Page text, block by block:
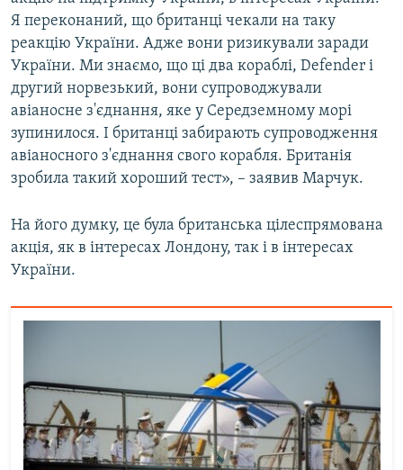
Я переконаний, що британці чекали на таку
реакцію України. Адже вони ризикували заради
України. Ми знаємо, що ці два кораблі, Defender і
другий норвезький, вони супроводжували
авіаносне з'єднання, яке у Середземному морі
зупинилося. І британці забирають супроводження
авіаносного з'єднання свого корабля. Британія
зробила такий хороший тест», – заявив Марчук.
На його думку, це була британська цілеспрямована
акція, як в інтересах Лондону, так і в інтересах
України.